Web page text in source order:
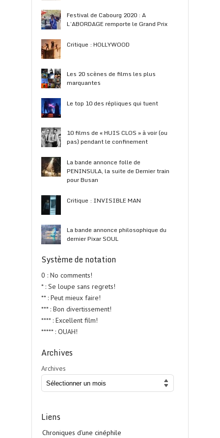
Festival de Cabourg 2020 : A
L’ABORDAGE remporte le Grand Prix
Critique : HOLLYWOOD
Les 20 scènes de films les plus
marquantes
Le top 10 des répliques qui tuent
10 films de « HUIS CLOS » à voir (ou
pas) pendant le confinement
La bande annonce folle de
PENINSULA, la suite de Dernier train
pour Busan
Critique : INVISIBLE MAN
La bande annonce philosophique du
dernier Pixar SOUL
Système de notation
0 : No comments!
* : Se loupe sans regrets!
** : Peut mieux faire!
*** : Bon divertissement!
**** : Excellent film!
***** : OUAH!
Archives
Archives
Liens
Chroniques d'une cinéphile